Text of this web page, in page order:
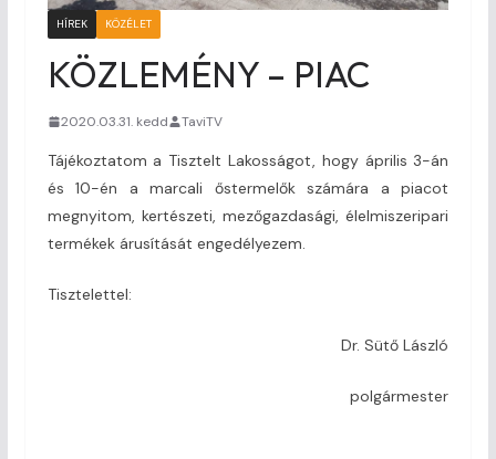
HÍREK KÖZÉLET
KÖZLEMÉNY – PIAC
2020.03.31. kedd TaviTV
Tájékoztatom a Tisztelt Lakosságot, hogy április 3-án
és 10-én a marcali őstermelők számára a piacot
megnyitom, kertészeti, mezőgazdasági, élelmiszeripari
termékek árusítását engedélyezem.
Tisztelettel:
Dr. Sütő László
polgármester